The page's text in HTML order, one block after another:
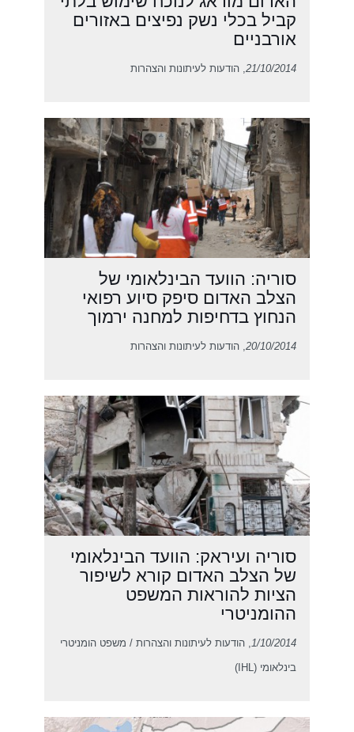
קביל בכלי נשק נפיצים באזורים
אורבניים
21/10/2014, הודעות לעיתונות והצהרות
סוריה: הוועד הבינלאומי של
הצלב האדום סיפק סיוע רפואי
הנחוץ בדחיפות למחנה ירמוך
20/10/2014, הודעות לעיתונות והצהרות
סוריה ועיראק: הוועד הבינלאומי
של הצלב האדום קורא לשיפור
הציות להוראות המשפט
ההומניטרי
1/10/2014 , הודעות לעיתונות והצהרות / משפט הומניטרי
בינלאומי (IHL)